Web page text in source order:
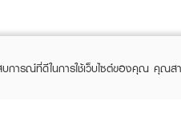
การณ์ที่ดีในการใช้เว็บไซต์ของคุณ คุณส